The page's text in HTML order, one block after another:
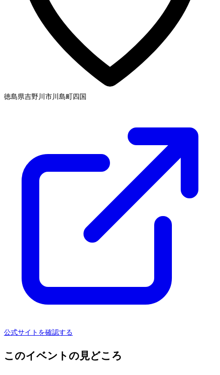
徳島県吉野川市川島町四国
公式サイトを確認する
このイベントの見どころ